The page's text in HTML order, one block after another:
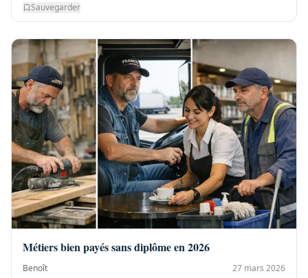
Sauvegarder
Métiers bien payés sans diplôme en 2026
Benoît
27 mars 2026